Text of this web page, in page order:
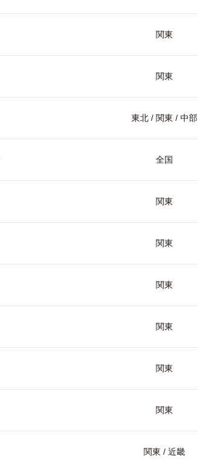
関東
関東
東北 / 関東 / 中部
全国
関東
関東
関東
関東
関東
関東
関東 / 近畿